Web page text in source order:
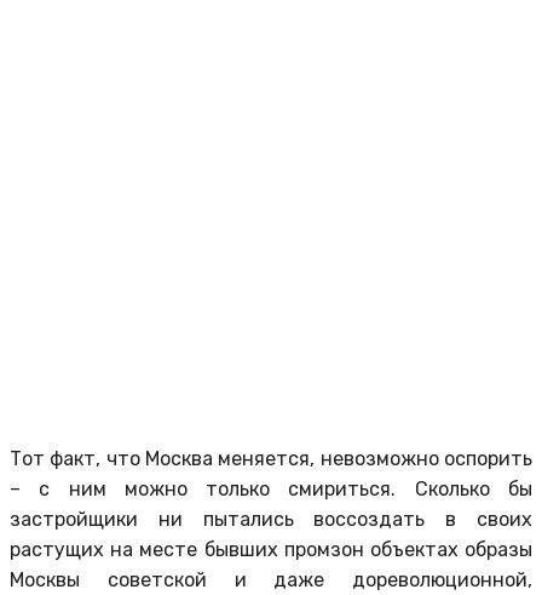
Тот факт, что Москва меняется, невозможно оспорить
– с ним можно только смириться. Сколько бы
застройщики ни пытались воссоздать в своих
растущих на месте бывших промзон объектах образы
Москвы советской и даже дореволюционной,